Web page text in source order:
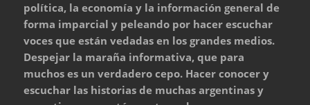
política, la economía y la información general de
forma imparcial y peleando por hacer escuchar
voces que están vedadas en los grandes medios.
Despejar la maraña informativa, que para
muchos es un verdadero cepo. Hacer conocer y
escuchar las historias de muchas argentinas y